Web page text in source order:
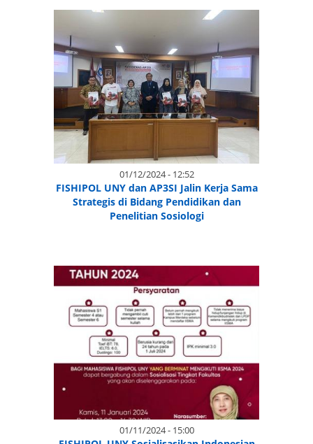
01/12/2024 - 12:52
FISHIPOL UNY dan AP3SI Jalin Kerja Sama
Strategis di Bidang Pendidikan dan
Penelitian Sosiologi
01/11/2024 - 15:00